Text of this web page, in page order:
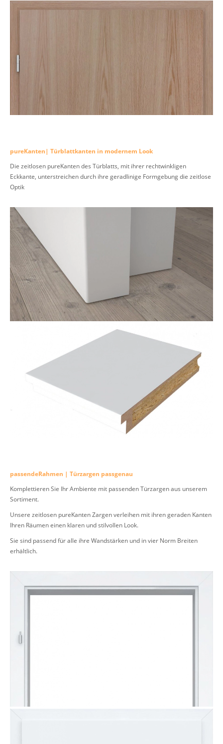
pureKanten| Türblattkanten in modernem Look
Die zeitlosen pureKanten des Türblatts, mit ihrer rechtwinkligen
Eckkante, unterstreichen durch ihre geradlinige Formgebung die zeitlose
Optik
passendeRahmen | Türzargen passgenau
Komplettieren Sie Ihr Ambiente mit passenden Türzargen aus unserem
Sortiment.
Unsere zeitlosen pureKanten Zargen verleihen mit ihren geraden Kanten
Ihren Räumen einen klaren und stilvollen Look.
Sie sind passend für alle ihre Wandstärken und in vier Norm Breiten
erhältlich.